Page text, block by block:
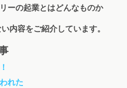
ーの起業とはどんなものか
内容をご紹介しています。
れた